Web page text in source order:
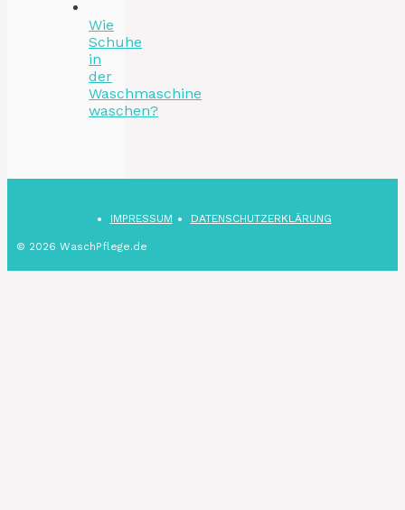
Wie
Schuhe
in
der
Waschmaschine
waschen?
IMPRESSUM DATENSCHUTZ­ERKLÄRUNG
© 2026 WaschPflege.de